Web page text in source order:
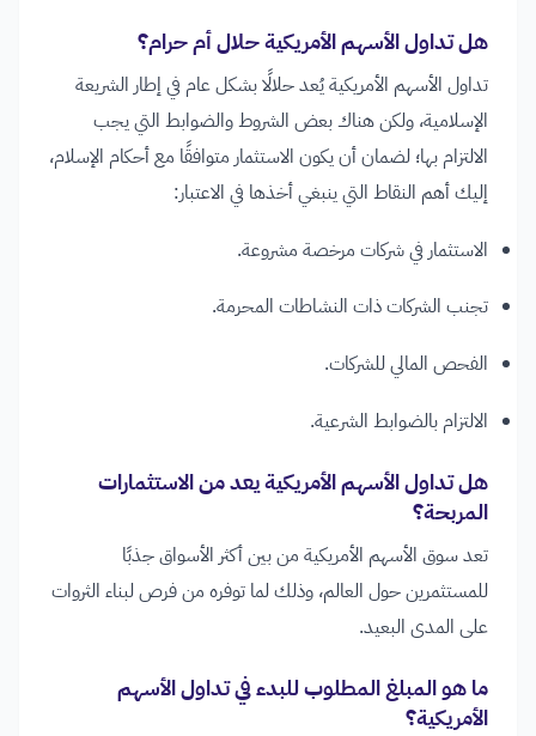
هل تداول الأسهم الأمريكية حلال أم حرام؟
تداول الأسهم الأمريكية يُعد حلالًا بشكل عام في إطار الشريعة
الإسلامية، ولكن هناك بعض الشروط والضوابط التي يجب
الالتزام بها؛ لضمان أن يكون الاستثمار متوافقًا مع أحكام الإسلام،
إليك أهم النقاط التي ينبغي أخذها في الاعتبار:
الاستثمار في شركات مرخصة مشروعة.
تجنب الشركات ذات النشاطات المحرمة.
الفحص المالي للشركات.
الالتزام بالضوابط الشرعية.
هل تداول الأسهم الأمريكية يعد من الاستثمارات
المربحة؟
تعد سوق الأسهم الأمريكية من بين أكثر الأسواق جذبًا
للمستثمرين حول العالم، وذلك لما توفره من فرص لبناء الثروات
على المدى البعيد.
ما هو المبلغ المطلوب للبدء في تداول الأسهم
الأمريكية؟